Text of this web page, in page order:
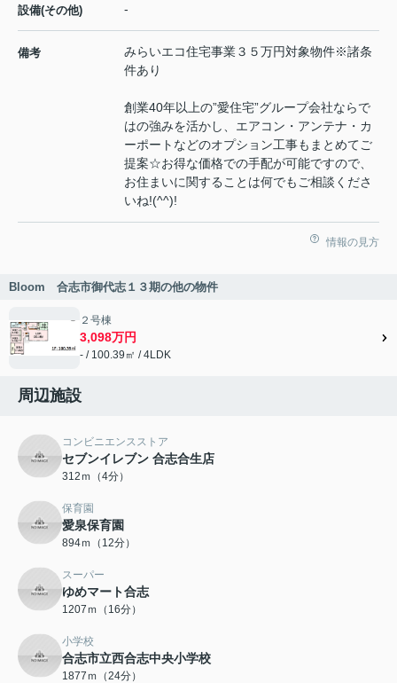
設備(その他) -
備考
みらいエコ住宅事業３５万円対象物件※諸条
件あり
創業40年以上の”愛住宅”グループ会社ならで
はの強みを活かし、エアコン・アンテナ・カ
ーポートなどのオプション工事もまとめてご
提案☆お得な価格での手配が可能ですので、
お住まいに関することは何でもご相談くださ
いね!(^^)!
情報の見方
Bloom 合志市御代志１３期の他の物件
２号棟
3,098万円
- / 100.39㎡ / 4LDK
周辺施設
コンビニエンスストア
セブンイレブン 合志合生店
312ｍ（4分）
保育園
愛泉保育園
894ｍ（12分）
スーパー
ゆめマート合志
1207ｍ（16分）
小学校
合志市立西合志中央小学校
1877ｍ（24分）